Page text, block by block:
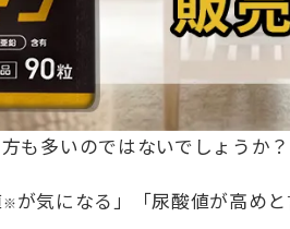
も多いのではないでしょうか？
※が気になる」「尿酸値が高め